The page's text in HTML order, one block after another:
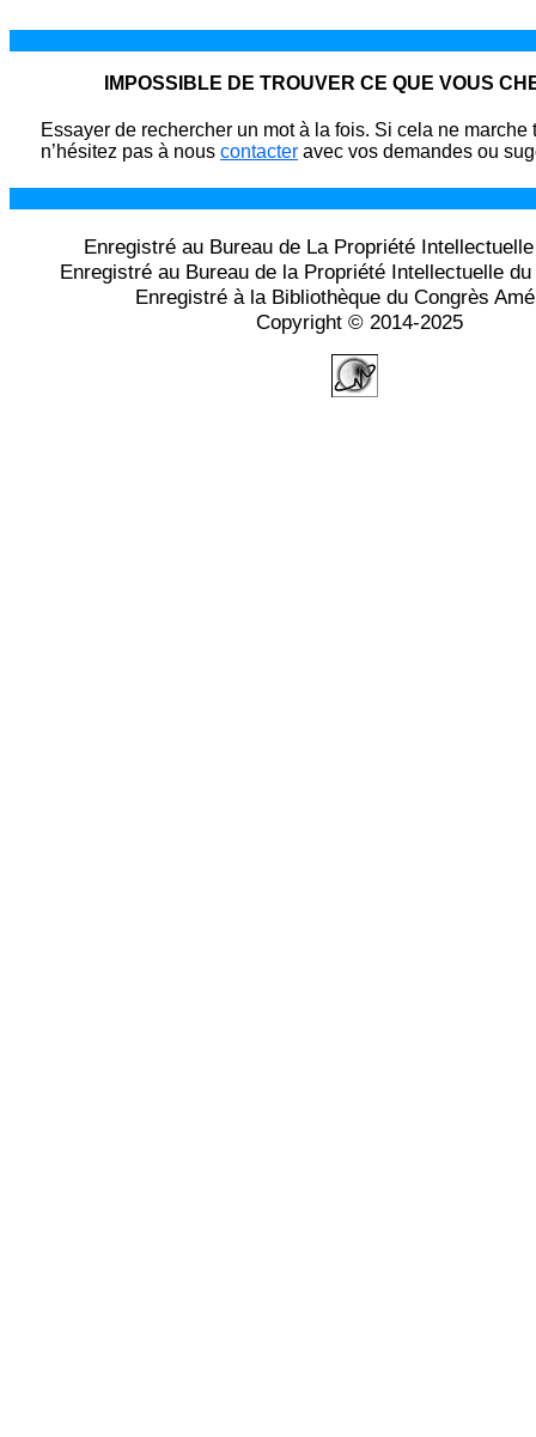
IMPOSSIBLE DE TROUVER CE QUE VOUS
Essayer de rechercher un mot à la fois. Si cela ne marche
n’hésitez pas à nous contacter avec vos demandes ou
Enregistré au Bureau de La Propriété
Enregistré au Bureau de la Propriété Intellectuelle
Enregistré à la Bibliothèque du Congrès
Copyright © 2014-2025